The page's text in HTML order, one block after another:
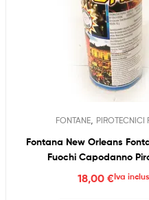
FONTANE, PIROTECNICI
Fontana New Orleans
Fuochi Capodanno
18,00 €Iva